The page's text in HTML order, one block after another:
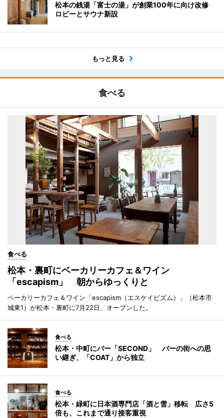
松本の銭湯「富士の湯」が創業100年に向け改修
ロビーとサウナ新設
もっと見る
食べる
食べる
松本・裏町にベーカリーカフェ＆ワイン
「escapism」 朝からゆっくりと
ベーカリーカフェ＆ワイン「escapism（エスケイピズム）」（松本市
城東1）が松本・裏町に7月22日、オープンした。
食べる
松本・中町にバー「SECOND」 バーの街への思
い継ぎ、「COAT」から独立
食べる
松本・緑町に日本酒専門店「酒と雪」移転 広さ5
倍も、これまで通り接客重視